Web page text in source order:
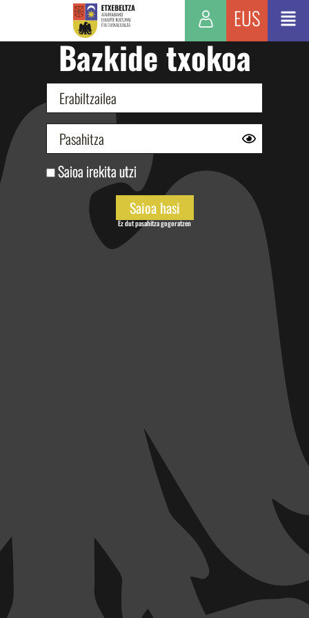
EUS
Bazkide txokoa
Saioa irekita utzi
Ez dut pasahitza gogoratzen